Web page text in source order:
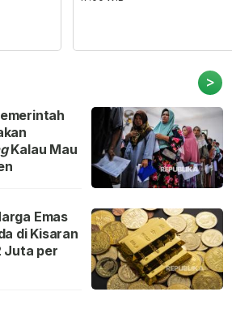
>
Kalau Mau
Emas
di Kisaran
Juta per